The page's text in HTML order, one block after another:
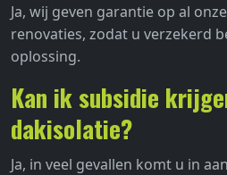
Ja, wij geven garantie op al
renovaties, zodat u verzekerd
oplossing.
Kan ik subsidie
dakisolatie?
Ja, in veel gevallen komt u in